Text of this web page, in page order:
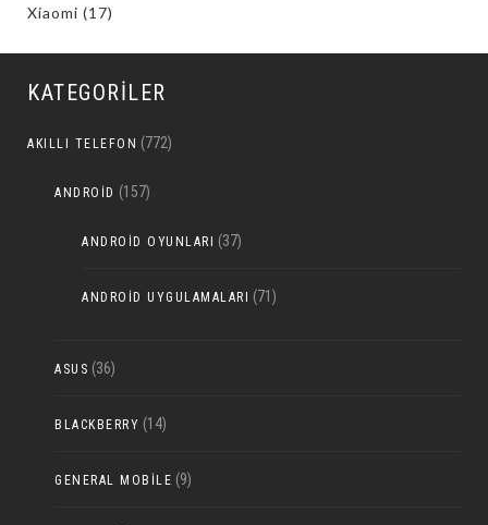
Xiaomi (17)
KATEGORILER
AKILLI TELEFON (772)
ANDROID (157)
ANDROID OYUNLARI (37)
ANDROID UYGULAMALARI (71)
ASUS (36)
BLACKBERRY (14)
GENERAL MOBILE (9)